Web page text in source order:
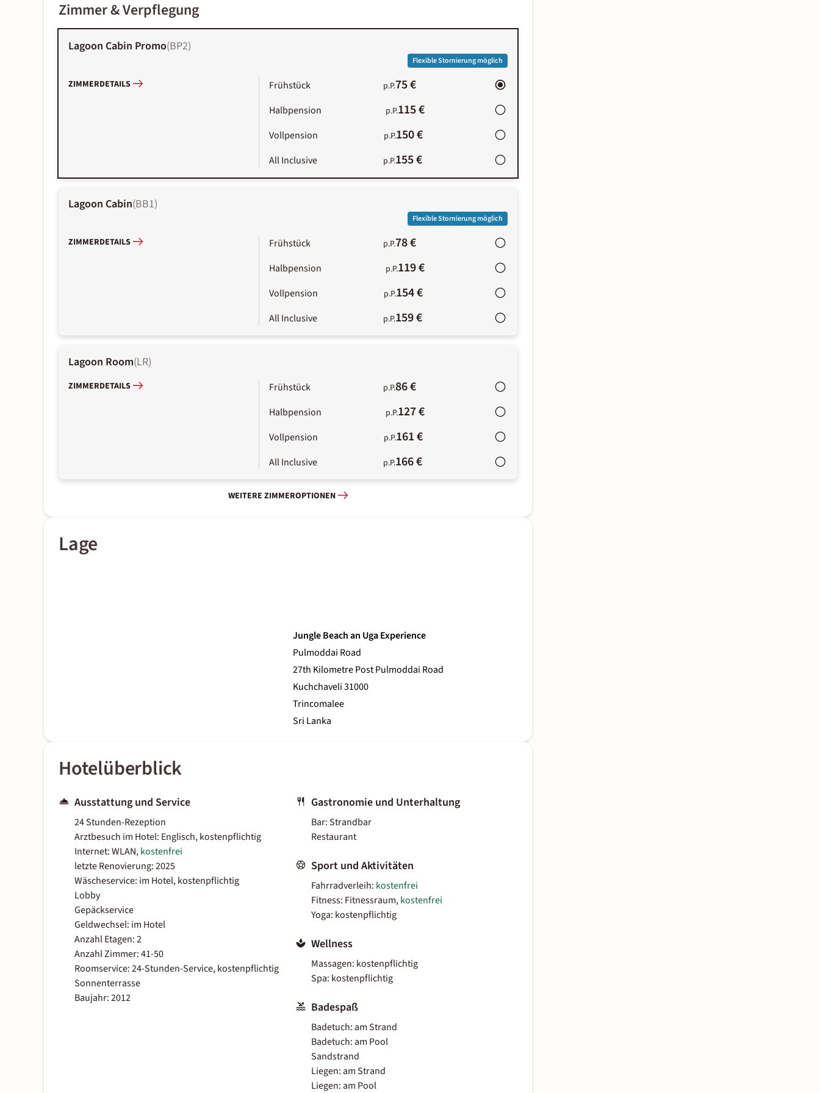
Zimmer & Verpflegung
Lagoon Cabin Promo(BP2)
Flexible Stornierung möglich
ZIMMERDETAILS Frühstück p.P.75 €
Halbpension p.P.115 €
Vollpension p.P.150 €
All Inclusive p.P.155 €
Lagoon Cabin(BB1)
Flexible Stornierung möglich
ZIMMERDETAILS Frühstück p.P.78 €
Halbpension p.P.119 €
Vollpension p.P.154 €
All Inclusive p.P.159 €
Lagoon Room(LR)
ZIMMERDETAILS Frühstück p.P.86 €
Halbpension p.P.127 €
Vollpension p.P.161 €
All Inclusive p.P.166 €
WEITERE ZIMMEROPTIONEN
Lage
Jungle Beach an Uga Experience
Pulmoddai Road
27th Kilometre Post Pulmoddai Road
Kuchchaveli 31000
Trincomalee
Sri Lanka
Hotelüberblick
Ausstattung und Service
24 Stunden-Rezeption
Arztbesuch im Hotel: Englisch, kostenpflichtig
Internet: WLAN,kostenfrei
letzte Renovierung: 2025
Wäscheservice: im Hotel, kostenpflichtig
Lobby
Gepäckservice
Geldwechsel: im Hotel
Anzahl Etagen: 2
Anzahl Zimmer: 41-50
Roomservice: 24-Stunden-Service, kostenpflichtig
Sonnenterrasse
Baujahr: 2012
Gastronomie und Unterhaltung
Bar: Strandbar
Restaurant
Sport und Aktivitäten
Fahrradverleih: kostenfrei
Fitness: Fitnessraum,kostenfrei
Yoga: kostenpflichtig
Wellness
Massagen: kostenpflichtig
Spa: kostenpflichtig
Badespaß
Badetuch: am Strand
Badetuch: am Pool
Sandstrand
Liegen: am Strand
Liegen: am Pool